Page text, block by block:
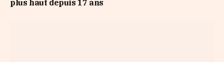
plus haut depuis 17 ans